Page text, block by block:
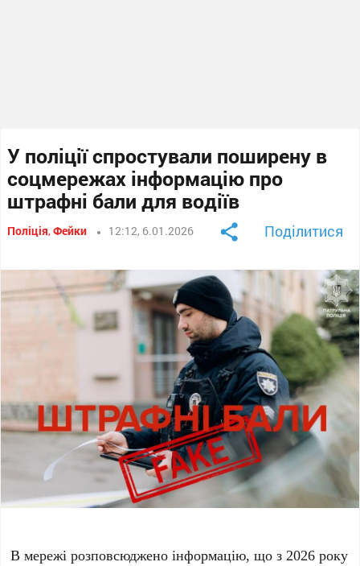
У поліції спростували поширену в
соцмережах інформацію про
штрафні бали для водіїв
Поліція,Фейки 12:12, 6.01.2026 Поділитися
В мережі розповсюджено інформацію, що з 2026 року